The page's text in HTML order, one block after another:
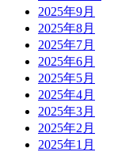
2025年9月
2025年8月
2025年7月
2025年6月
2025年5月
2025年4月
2025年3月
2025年2月
2025年1月